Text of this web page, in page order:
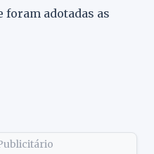
foram adotadas as